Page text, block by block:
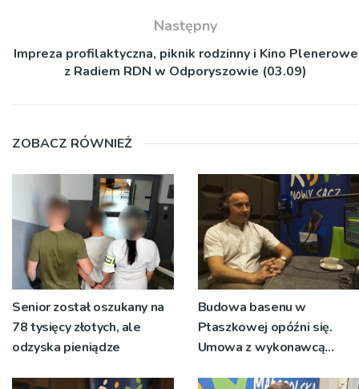
Następny
Impreza profilaktyczna, piknik rodzinny i Kino Plenerowe
z Radiem RDN w Odporyszowie (03.09)
ZOBACZ RÓWNIEŻ
Senior został oszukany na
78 tysięcy złotych, ale
odzyska pieniądze
Budowa basenu w
Ptaszkowej opóźni się.
Umowa z wykonawcą